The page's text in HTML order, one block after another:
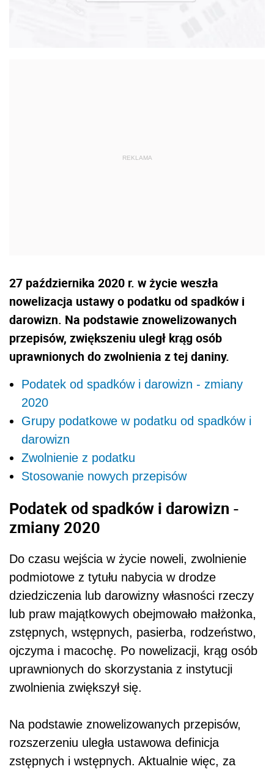
27 października 2020 r. w życie weszła
nowelizacja ustawy o podatku od spadków i
darowizn. Na podstawie znowelizowanych
przepisów, zwiększeniu uległ krąg osób
uprawnionych do zwolnienia z tej daniny.
Podatek od spadków i darowizn - zmiany
2020
Grupy podatkowe w podatku od spadków i
darowizn
Zwolnienie z podatku
Stosowanie nowych przepisów
Podatek od spadków i darowizn -
zmiany 2020
Do czasu wejścia w życie noweli, zwolnienie
podmiotowe z tytułu nabycia w drodze
dziedziczenia lub darowizny własności rzeczy
lub praw majątkowych obejmowało małżonka,
zstępnych, wstępnych, pasierba, rodzeństwo,
ojczyma i macochę. Po nowelizacji, krąg osób
uprawnionych do skorzystania z instytucji
zwolnienia zwiększył się.
Na podstawie znowelizowanych przepisów,
rozszerzeniu uległa ustawowa definicja
zstępnych i wstępnych. Aktualnie więc, za